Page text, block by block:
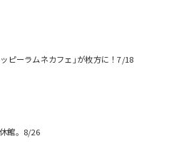
ピーラムネカフェ｣が枚方に！7/18
館。8/26